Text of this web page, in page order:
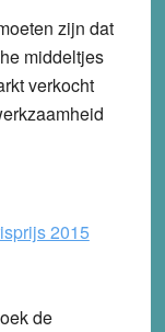
zijn dat
middeltjes
verkocht
2015
de